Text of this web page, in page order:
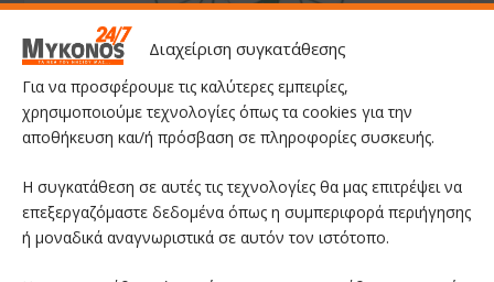
Διαχείριση συγκατάθεσης
Για να προσφέρουμε τις καλύτερες εμπειρίες,
χρησιμοποιούμε τεχνολογίες όπως τα cookies για την
αποθήκευση και/ή πρόσβαση σε πληροφορίες συσκευής.
Η συγκατάθεση σε αυτές τις τεχνολογίες θα μας επιτρέψει να
επεξεργαζόμαστε δεδομένα όπως η συμπεριφορά περιήγησης
ή μοναδικά αναγνωριστικά σε αυτόν τον ιστότοπο.